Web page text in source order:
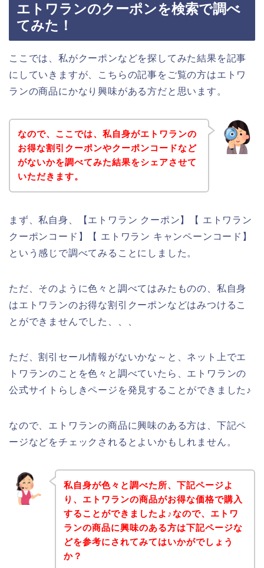
エトワランのクーポンを検索で調べ
てみた！
ここでは、私がクーポンなどを探してみた結果を記事
にしていきますが、こちらの記事をご覧の方はエトワ
ランの商品にかなり興味がある方だと思います。
なので、ここでは、私自身がエトワランの
お得な割引クーポンやクーポンコードなど
がないかを調べてみた結果をシェアさせて
いただきます。
まず、私自身、【エトワラン クーポン】【 エトワラン
クーポンコード】【 エトワラン キャンペーンコード】
という感じで調べてみることにしました。
ただ、そのように色々と調べてはみたものの、私自身
はエトワランのお得な割引クーポンなどはみつけるこ
とができませんでした、、、
ただ、割引セール情報がないかな～と、ネット上でエ
トワランのことを色々と調べていたら、エトワランの
公式サイトらしきページを発見することができました♪
なので、エトワランの商品に興味のある方は、下記ペ
ージなどをチェックされるとよいかもしれません。
私自身が色々と調べた所、下記ページよ
り、エトワランの商品がお得な価格で購入
することができましたよ♪なので、エトワ
ランの商品に興味のある方は下記ページな
どを参考にされてみてはいかがでしょう
か？